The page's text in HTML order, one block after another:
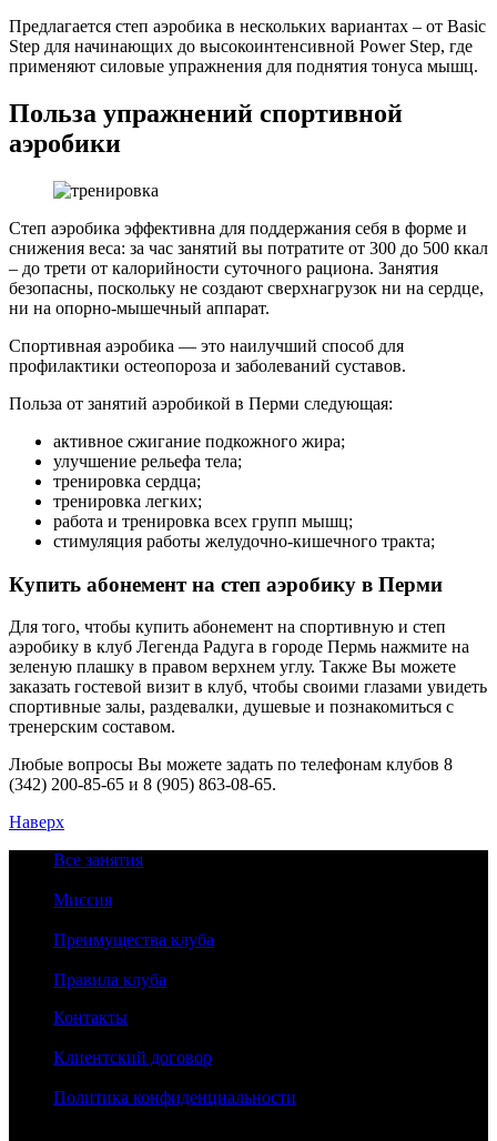
Предлагается степ аэробика в нескольких вариантах – от Basic
Step для начинающих до высокоинтенсивной Power Step, где
применяют силовые упражнения для поднятия тонуса мышц.
Польза упражнений спортивной
аэробики
Степ аэробика эффективна для поддержания себя в форме и
снижения веса: за час занятий вы потратите от 300 до 500 ккал
– до трети от калорийности суточного рациона. Занятия
безопасны, поскольку не создают сверхнагрузок ни на сердце,
ни на опорно-мышечный аппарат.
Спортивная аэробика — это наилучший способ для
профилактики остеопороза и заболеваний суставов.
Польза от занятий аэробикой в Перми следующая:
активное сжигание подкожного жира;
улучшение рельефа тела;
тренировка сердца;
тренировка легких;
работа и тренировка всех групп мышц;
стимуляция работы желудочно-кишечного тракта;
Купить абонемент на степ аэробику в Перми
Для того, чтобы купить абонемент на спортивную и степ
аэробику в клуб Легенда Радуга в городе Пермь нажмите на
зеленую плашку в правом верхнем углу. Также Вы можете
заказать гостевой визит в клуб, чтобы своими глазами увидеть
спортивные залы, раздевалки, душевые и познакомиться с
тренерским составом.
Любые вопросы Вы можете задать по телефонам клубов 8
(342) 200-85-65 и 8 (905) 863-08-65.
Наверх
Все занятия
Миссия
Преимущества клуба
Правила клуба
Контакты
Клиентский договор
Политика конфиденциальности